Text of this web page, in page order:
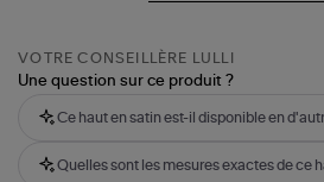
VOTRE CONSEILLÈRE LULLI
Une question sur ce produit ?
Ce haut en satin est-il disponible en
Quelles sont les mesures exactes de ce